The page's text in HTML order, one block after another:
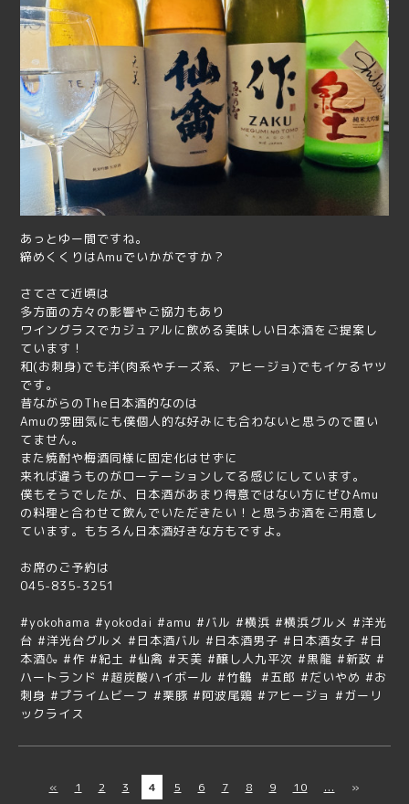
あっとゆー間ですね。
締めくくりはAmuでいかがですか？
さてさて近頃は
多方面の方々の影響やご協力もあり
ワイングラスでカジュアルに飲める美味しい日本酒をご提案し
ています！
和(お刺身)でも洋(肉系やチーズ系、アヒージョ)でもイケるヤツ
です。
昔ながらのThe日本酒的なのは
Amuの雰囲気にも僕個人的な好みにも合わないと思うので置い
てません。
また焼酎や梅酒同様に固定化はせずに
来れば違うものがローテーションしてる感じにしています。
僕もそうでしたが、日本酒があまり得意ではない方にぜひAmu
の料理と合わせて飲んでいただきたい！と思うお酒をご用意し
ています。もちろん日本酒好きな方もですよ。
お席のご予約は
045-835-3251
#yokohama #yokodai #amu #バル #横浜 #横浜グルメ #洋光
台 #洋光台グルメ #日本酒バル #日本酒男子 #日本酒女子 #日
本酒🍶 #作 #紀土 #仙禽 #天美 #醸し人九平次 #黒龍 #新政 #
ハートランド #超炭酸ハイボール #竹鶴 #五郎 #だいやめ #お
刺身 #プライムビーフ #栗豚 #阿波尾鶏 #アヒージョ #ガーリ
ックライス
« 1 2 3 4 5 6 7 8 9 10 ... »